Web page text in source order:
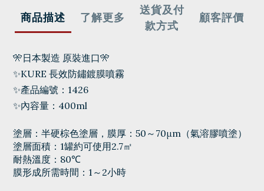
商品描述 了解更多
送貨及付
款方式
顧客評價
🎌日本製造 原裝進口🎌
✨KURE 長效防鏽鍍膜噴霧
✨產品編號：1426
✨內容量：400ml
塗層：半硬棕色塗層，膜厚：50～70μm（氣溶膠噴塗）
塗層面積：1罐約可使用2.7㎡
耐熱溫度：80℃
膜形成所需時間：1～2小時